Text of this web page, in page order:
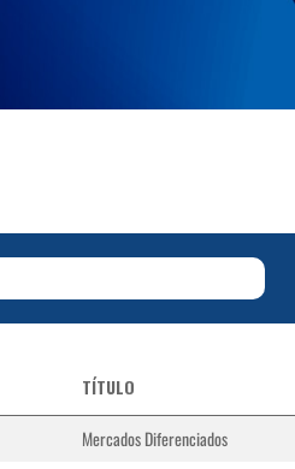
TÍTULO
Mercados Diferenciados